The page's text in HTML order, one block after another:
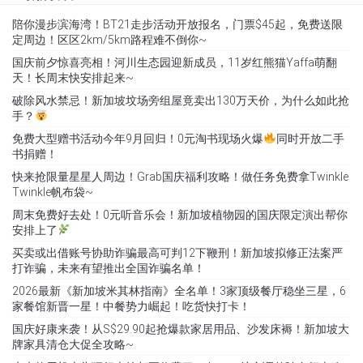
陪你漫步滨海湾！BT21走步活动开放报名，门票$45起，免费送限
定周边！区区2km/5km路程难不倒你~
国庆前夕惊喜亮相！河川生态园迎新成员，11岁红熊猫Yaffa萌翻
天！长周末快安排起来~
破除风水禁忌！新加坡坟场旁组屋竟卖出130万天价，为什么如此抢
手？
免费大型赠书活动今年9月回归！0元淘书现场火爆
同时开放二手
书捐赠！
快来抢限量星星人周边！Grab国庆福利攻略！做任务免费拿Twinkle
Twinkle帆布袋~
周末免费好去处！0元听音乐会！新加坡植物园的国庆限定演出帮你
安排上了
买卖或出借账号协助诈骗最高可判12下鞭刑！新加坡拟修正法案严
打诈骗，未来有望推出全国诈骗名单！
2026最新《新加坡米其林指南》全名单！3家顶级餐厅稳坐三星，6
家餐馆新晋一星！中餐势力崛起！吃货快打卡！
国庆好康来袭！从S$29.90起抢爆款家居用品、沙发床褥！新加坡大
牌家具清仓大促全攻略~